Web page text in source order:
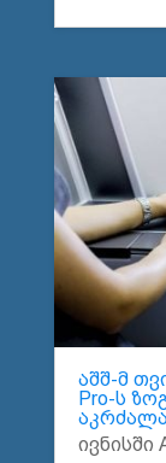
აშშ-მ
Pro-ს
აკრძალა
ივნისში